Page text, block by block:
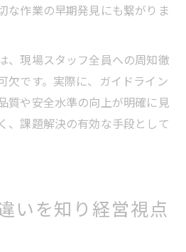
な作業の早期発見にも繋がりま
、現場スタッフ全員への周知徹
欠です。実際に、ガイドライン
質や安全水準の向上が明確に見
、課題解決の有効な手段として
いを知り経営視点